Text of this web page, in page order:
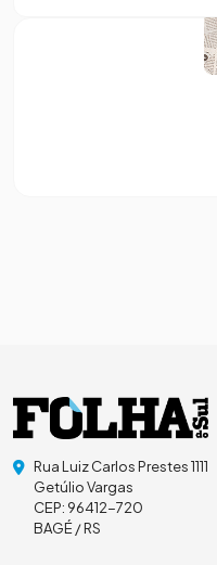
Rua Luiz Carlos Prestes 1111
Getúlio Vargas
CEP: 96412-720
BAGÉ / RS